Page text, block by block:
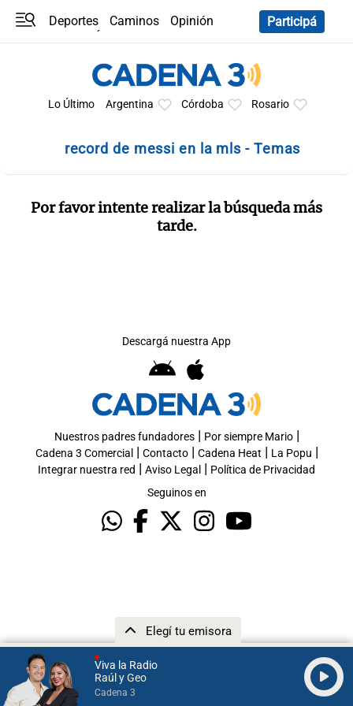
Viva la Radio
Raúl y Geo
Cadena 3
Elegí tu emisora
Deportes Caminos
Opinión
Participá
Lo Último Argentina Córdoba Rosario
record de messi en la mls - Temas
Por favor intente realizar la búsqueda más
tarde.
Descargá nuestra App
Nuestros padres fundadores| Por siempre Mario|
Cadena 3 Comercial | Contacto| Cadena Heat | La Popu |
Integrar nuestra red | Aviso Legal | Política de Privacidad
Seguinos en